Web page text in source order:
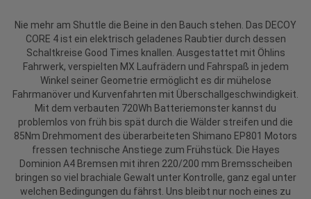
Nie mehr am Shuttle die Beine in den Bauch stehen. Das DECOY
CORE 4 ist ein elektrisch geladenes Raubtier durch dessen
Schaltkreise Good Times knallen. Ausgestattet mit Öhlins
Fahrwerk, verspielten MX Laufrädern und Fahrspaß in jedem
Winkel seiner Geometrie ermöglicht es dir mühelose
Fahrmanöver und Kurvenfahrten mit Überschallgeschwindigkeit.
Mit dem verbauten 720Wh Batteriemonster kannst du
problemlos von früh bis spät durch die Wälder streifen und die
85Nm Drehmoment des überarbeiteten Shimano EP801 Motors
fressen technische Anstiege zum Frühstück. Die Hayes
Dominion A4 Bremsen mit ihren 220/200 mm Bremsscheiben
bringen so viel brachiale Gewalt unter Kontrolle, ganz egal unter
welchen Bedingungen du fährst. Uns bleibt nur noch eines zu